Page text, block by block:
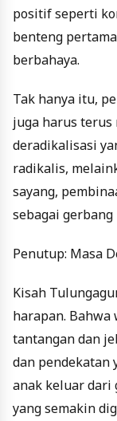
positif seperti
benteng
berbahaya.
Tak hanya itu,
juga harus
deradikalisasi
radikalis,
sayang,
sebagai
Penutup: Masa
Kisah
harapan. Bahwa
tantangan dan
dan pendekatan
anak keluar dari
yang semakin